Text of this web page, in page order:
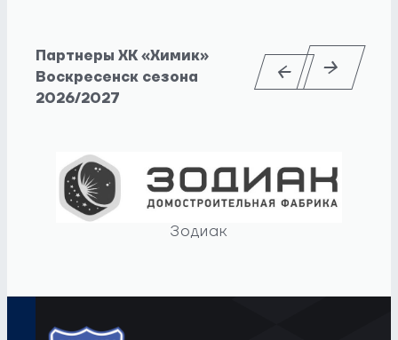
Партнеры ХК «Химик»
Воскресенск сезона
2026/2027
Зодиак